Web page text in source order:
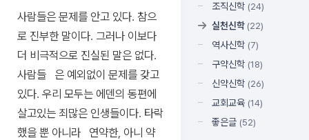
사람들은 문제를 안고 있다. 참으
로 진부한 말이다. 그러나 이보다
더 비극적으로 진실된 말은 없다.
사람들 은 예외없이 문제를 갖고
있다. 우리 모두는 에덴의 동편에
살고있는 죄많은 인생들이다. 타락
했을 뿐 아니라 연약한, 아니 약
조직신학 (24)
실천신학 (22)
역사신학 (7)
구약신학 (18)
신약신학 (26)
교회교육 (14)
좋은글 (52)